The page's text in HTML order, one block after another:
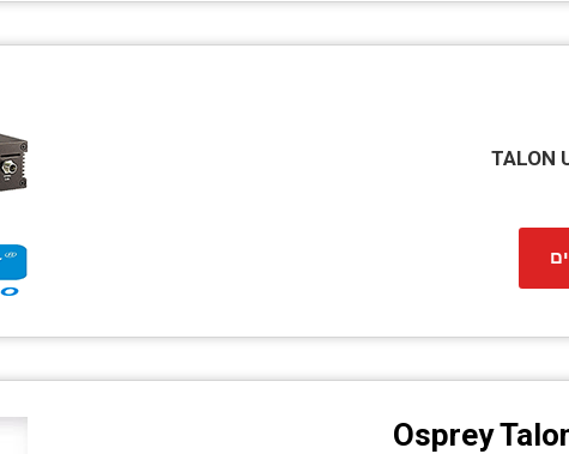
TALON
Osprey